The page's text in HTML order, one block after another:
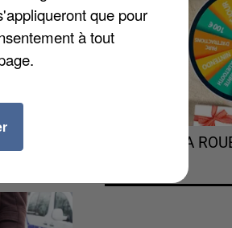
boîtes
de 10h
un
TOURNEZ LA
que pour
à tout